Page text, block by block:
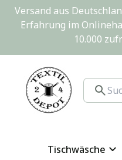
Versand aus
Erfahrung im
10.000
Tischwäsche